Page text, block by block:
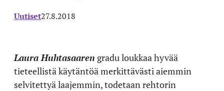
Uutiset27.8.2018
Laura Huhtasaaren gradu loukkaa hyvää
tieteellistä käytäntöä merkittävästi aiemmin
selvitettyä laajemmin, todetaan rehtorin